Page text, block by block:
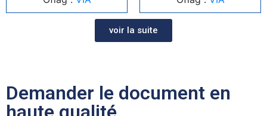
voir la suite
Demander le document en